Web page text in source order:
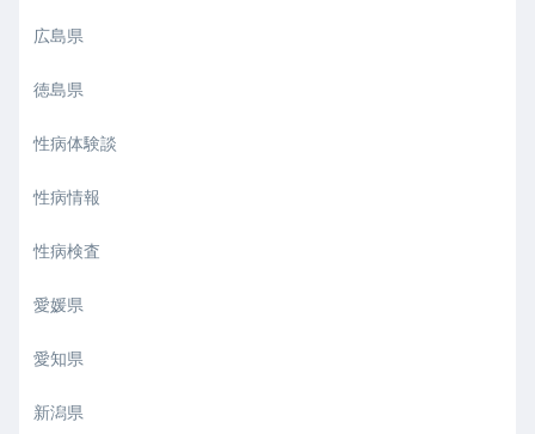
広島県
徳島県
性病体験談
性病情報
性病検査
愛媛県
愛知県
新潟県